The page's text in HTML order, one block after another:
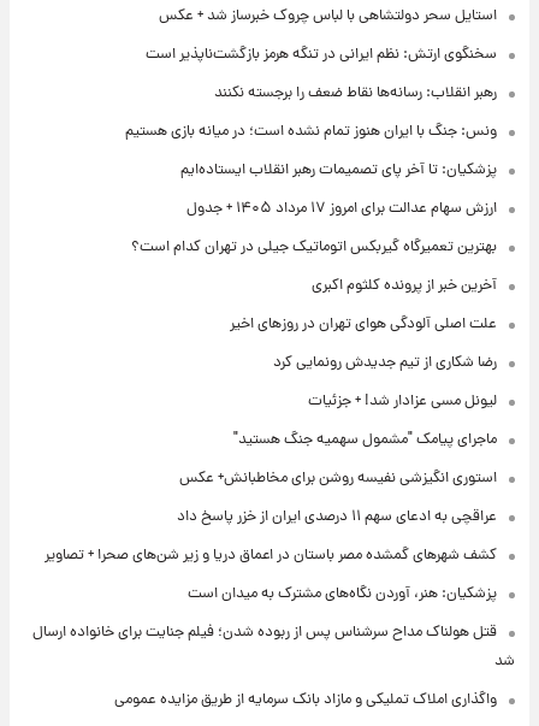
استایل سحر دولتشاهی با لباس چروک خبرساز شد + عکس
سخنگوی ارتش: نظم ایرانی در تنگه هرمز بازگشت‌ناپذیر است
رهبر انقلاب: رسانه‌ها نقاط ضعف را برجسته نکنند
ونس: جنگ با ایران هنوز تمام نشده است؛ در میانه بازی هستیم
پزشکیان: تا آخر پای تصمیمات رهبر انقلاب ایستاده‌ایم
ارزش سهام عدالت برای امروز ۱۷ مرداد ۱۴۰۵ + جدول
بهترین تعمیرگاه گیربکس اتوماتیک جیلی در تهران کدام است؟
آخرین خبر از پرونده کلثوم اکبری
علت اصلی آلودگی هوای تهران در روزهای اخیر
رضا شکاری از تیم جدیدش رونمایی کرد
لیونل مسی عزادار شد! + جزئیات
ماجرای پیامک "مشمول سهمیه جنگ هستید"
استوری انگیزشی نفیسه روشن برای مخاطبانش+ عکس
عراقچی به ادعای سهم ۱۱ درصدی ایران از خزر پاسخ داد
کشف شهرهای گمشده مصر باستان در اعماق دریا و زیر شن‌های صحرا + تصاویر
پزشکیان: هنر، آوردن نگاه‌های مشترک به میدان است
قتل هولناک مداح سرشناس پس از ربوده شدن؛ فیلم جنایت برای خانواده ارسال
شد
واگذاری املاک تملیکی و مازاد بانک سرمایه از طریق مزایده عمومی